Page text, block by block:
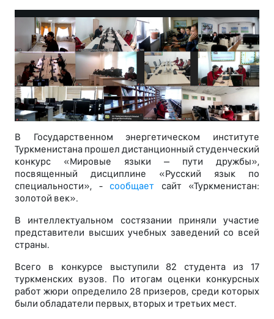
В Государственном энергетическом институте
Туркменистана прошел дистанционный студенческий
конкурс «Мировые языки – пути дружбы»,
посвященный дисциплине «Русский язык по
специальности», - сообщает сайт «Туркменистан:
золотой век».
В интеллектуальном состязании приняли участие
представители высших учебных заведений со всей
страны.
Всего в конкурсе выступили 82 студента из 17
туркменских вузов. По итогам оценки конкурсных
работ жюри определило 28 призеров, среди которых
были обладатели первых, вторых и третьих мест.